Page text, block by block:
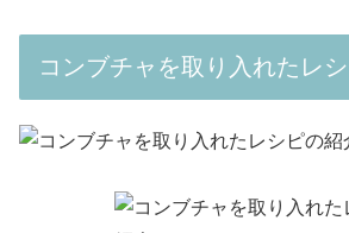
コンブチャを取り入れたレ